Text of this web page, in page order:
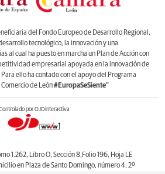
del Fondo Europeo de Desarrollo Regional,
tecnológico, la innovación y una
al cual ha puesto en marcha un Plan de Acción con
empresarial apoyada en la innovación de
ello ha contado con el apoyo del Programa
de León#EuropaSeSiente”
por OJDinteractiva
1.262, Libro O, Sección 8,Folio 196, Hoja LE
en Plaza de Santo Domingo, número 4, 2º